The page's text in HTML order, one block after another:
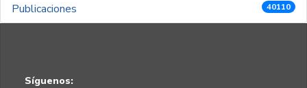
Publicaciones 40110
Síguenos: